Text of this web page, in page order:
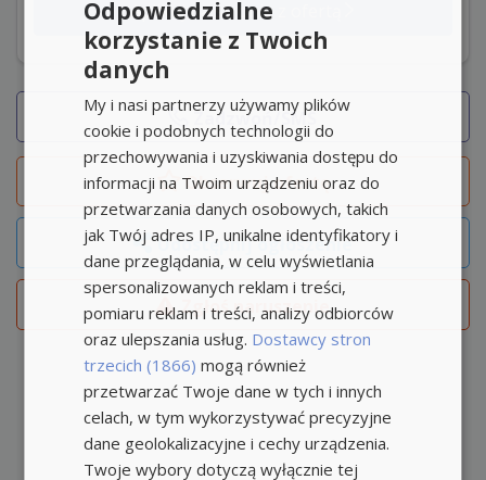
Aplikuj na stronie z ofertą
Zadzwoń/SMS
Obserwujofertę
Udostępnij ogłoszenie
Zgłoś naruszenie
Odpowiedzialne
korzystanie z Twoich
danych
My i nasi partnerzy używamy plików
cookie i podobnych technologii do
przechowywania i uzyskiwania dostępu do
informacji na Twoim urządzeniu oraz do
przetwarzania danych osobowych, takich
jak Twój adres IP, unikalne identyfikatory i
dane przeglądania, w celu wyświetlania
spersonalizowanych reklam i treści,
pomiaru reklam i treści, analizy odbiorców
oraz ulepszania usług. Dostawcy stron
trzecich (1866) mogą również
przetwarzać Twoje dane w tych i innych
celach, w tym wykorzystywać precyzyjne
dane geolokalizacyjne i cechy urządzenia.
Twoje wybory dotyczą wyłącznie tej